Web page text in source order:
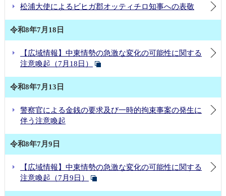
松浦大使によるビヒガ郡オッティチロ知事への表敬
令和8年7月18日
【広域情報】中東情勢の急激な変化の可能性に関する
注意喚起（7月18日）
令和8年7月13日
警察官による金銭の要求及び一時的拘束事案の発生に
伴う注意喚起
令和8年7月9日
【広域情報】中東情勢の急激な変化の可能性に関する
注意喚起（7月9日）